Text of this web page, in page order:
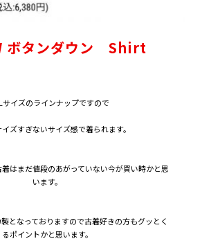
ボタンダウン Shirt
サイズのラインナップですので
ズすぎないサイズ感で着られます。
はまだ値段のあがっていない今が買い時かと思
います。
となっておりますので古着好きの方もグッとく
るポイントかと思います。